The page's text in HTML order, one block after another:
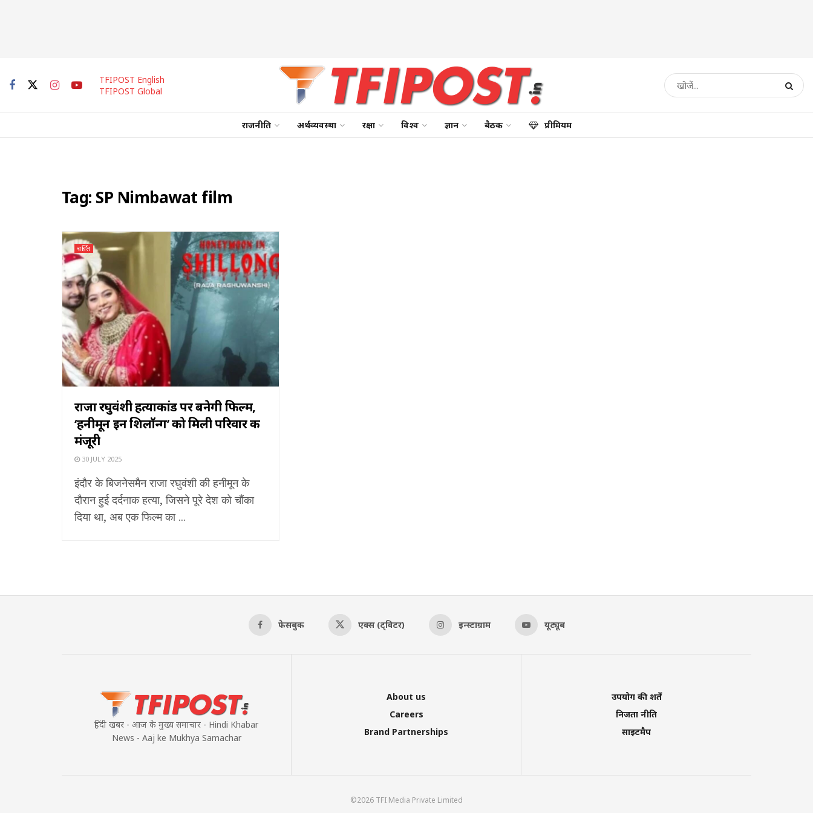
TFIPOST English
TFIPOST Global
राजनीति अर्थव्यवस्था रक्षा विश्व ज्ञान बैठक प्रीमियम
Tag: SP Nimbawat film
चर्चित
राजा रघुवंशी हत्याकांड पर बनेगी फिल्म,
‘हनीमून इन शिलॉन्ग’ को मिली परिवार की
मंजूरी
30 JULY 2025
इंदौर के बिजनेसमैन राजा रघुवंशी की हनीमून के
दौरान हुई दर्दनाक हत्या, जिसने पूरे देश को चौंका
दिया था, अब एक फिल्म का ...
फेसबुक एक्स (ट्विटर) इन्स्टाग्राम यूट्यूब
हिंदी खबर - आज के मुख्य समाचार - Hindi Khabar
News - Aaj ke Mukhya Samachar
About us
Careers
Brand Partnerships
उपयोग की शर्तें
निजता नीति
साइटमैप
©2026 TFI Media Private Limited